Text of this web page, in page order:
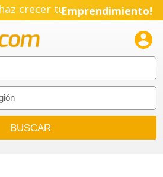
crecer tuEmprendimiento!
